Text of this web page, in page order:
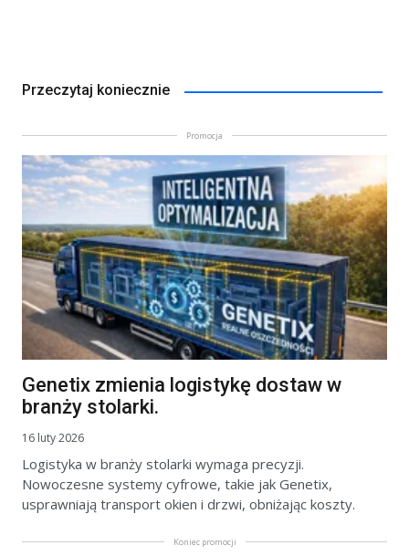
Przeczytaj koniecznie
Promocja
Genetix zmienia logistykę dostaw w
branży stolarki.
16 luty 2026
Logistyka w branży stolarki wymaga precyzji.
Nowoczesne systemy cyfrowe, takie jak Genetix,
usprawniają transport okien i drzwi, obniżając koszty.
Koniec promocji